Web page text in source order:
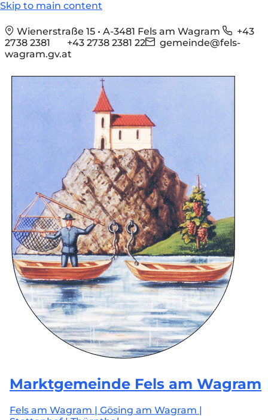
Skip to main content
Wienerstraße 15 • A-3481 Fels am Wagram
+43
2738 2381
+43 2738 2381 22
gemeinde@fels-
wagram.gv.at
Marktgemeinde Fels am Wagram
Fels am Wagram | Gösing am Wagram |